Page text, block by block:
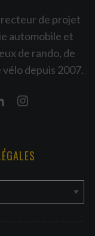
de projet
automobile et
de rando, de
depuis 2007.